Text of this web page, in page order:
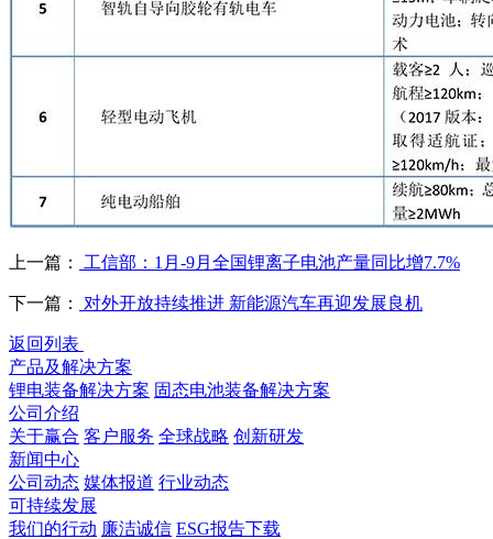
上一篇： 工信部：1月-9月全国锂离子电池产量同比增7.7%
下一篇： 对外开放持续推进 新能源汽车再迎发展良机
返回列表
产品及解决方案
锂电装备解决方案 固态电池装备解决方案
公司介绍
关于赢合 客户服务 全球战略 创新研发
新闻中心
公司动态 媒体报道 行业动态
可持续发展
我们的行动 廉洁诚信 ESG报告下载